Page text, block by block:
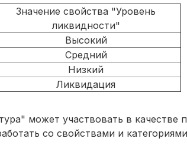
Значение свойства "Уровень
ликвидности"
Высокий
Средний
Низкий
Ликвидация
может участвовать в качестве
со свойствами и